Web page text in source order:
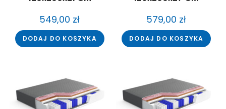
549,00 zł
DODAJ DO KOSZYKA
579,00 zł
DODAJ DO KOSZYKA